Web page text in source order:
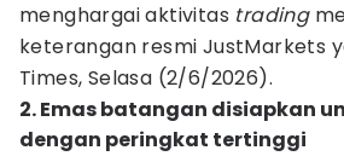
menghargai aktivitas trading
keterangan resmi JustMarkets
Times, Selasa (2/6/2026).
2. Emas batangan disiapkan
dengan peringkat tertinggi